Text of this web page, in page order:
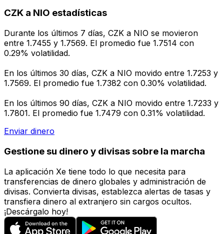
CZK a NIO estadísticas
Durante los últimos 7 días, CZK a NIO se movieron
entre 1.7455 y 1.7569. El promedio fue 1.7514 con
0.29% volatilidad.
En los últimos 30 días, CZK a NIO movido entre 1.7253 y
1.7569. El promedio fue 1.7382 con 0.30% volatilidad.
En los últimos 90 días, CZK a NIO movido entre 1.7233 y
1.7801. El promedio fue 1.7479 con 0.31% volatilidad.
Enviar dinero
Gestione su dinero y divisas sobre la marcha
La aplicación Xe tiene todo lo que necesita para
transferencias de dinero globales y administración de
divisas. Convierta divisas, establezca alertas de tasas y
transfiera dinero al extranjero sin cargos ocultos.
¡Descárgalo hoy!